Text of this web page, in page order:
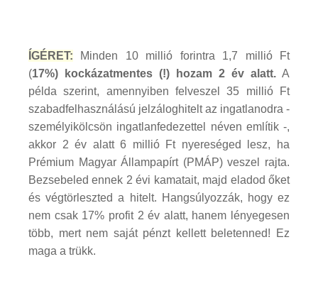
ÍGÉRET: Minden 10 millió forintra 1,7 millió Ft
(17%) kockázatmentes (!) hozam 2 év alatt. A
példa szerint, amennyiben felveszel 35 millió Ft
szabadfelhasználású jelzáloghitelt az ingatlanodra -
személyikölcsön ingatlanfedezettel néven említik -,
akkor 2 év alatt 6 millió Ft nyereséged lesz, ha
Prémium Magyar Állampapírt (PMÁP) veszel rajta.
Bezsebeled ennek 2 évi kamatait, majd eladod őket
és végtörleszted a hitelt. Hangsúlyozzák, hogy ez
nem csak 17% profit 2 év alatt, hanem lényegesen
több, mert nem saját pénzt kellett beletenned! Ez
maga a trükk.